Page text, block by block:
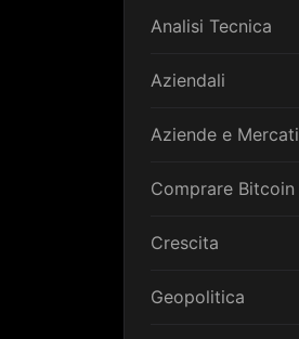
Analisi Tecnica
Aziendali
Aziende e Mercati
Comprare Bitcoin
Crescita
Geopolitica